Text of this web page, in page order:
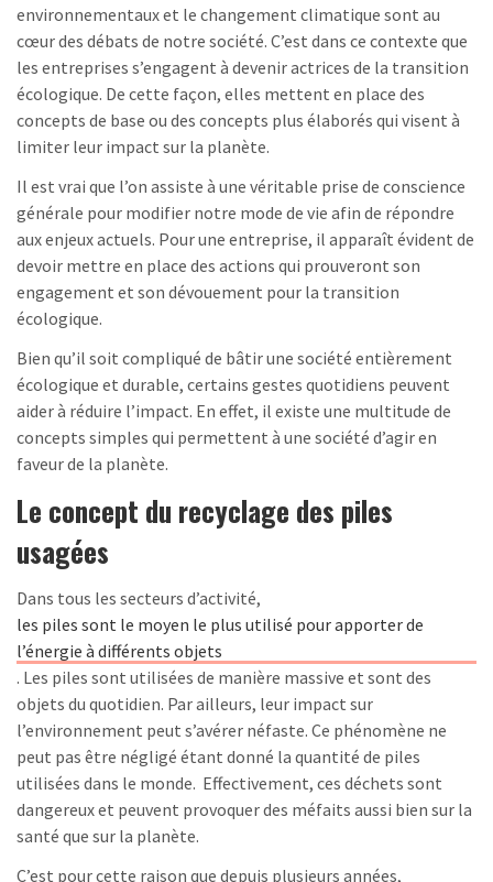
environnementaux et le changement climatique sont au
cœur des débats de notre société. C’est dans ce contexte que
les entreprises s’engagent à devenir actrices de la transition
écologique. De cette façon, elles mettent en place des
concepts de base ou des concepts plus élaborés qui visent à
limiter leur impact sur la planète.
Il est vrai que l’on assiste à une véritable prise de conscience
générale pour modifier notre mode de vie afin de répondre
aux enjeux actuels. Pour une entreprise, il apparaît évident de
devoir mettre en place des actions qui prouveront son
engagement et son dévouement pour la transition
écologique.
Bien qu’il soit compliqué de bâtir une société entièrement
écologique et durable, certains gestes quotidiens peuvent
aider à réduire l’impact. En effet, il existe une multitude de
concepts simples qui permettent à une société d’agir en
faveur de la planète.
Le concept du recyclage des piles
usagées
Dans tous les secteurs d’activité,
les piles sont le moyen le plus utilisé pour apporter de
l’énergie à différents objets
. Les piles sont utilisées de manière massive et sont des
objets du quotidien. Par ailleurs, leur impact sur
l’environnement peut s’avérer néfaste. Ce phénomène ne
peut pas être négligé étant donné la quantité de piles
utilisées dans le monde. Effectivement, ces déchets sont
dangereux et peuvent provoquer des méfaits aussi bien sur la
santé que sur la planète.
C’est pour cette raison que depuis plusieurs années,